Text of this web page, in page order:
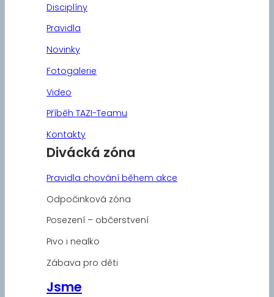
Disciplíny
Pravidla
Novinky
Fotogalerie
Video
Příběh TAZI-Teamu
Kontakty
Divácká zóna
Pravidla chování během akce
Odpočinková zóna
Posezení – občerstvení
Pivo i nealko
Zábava pro děti
Jsme